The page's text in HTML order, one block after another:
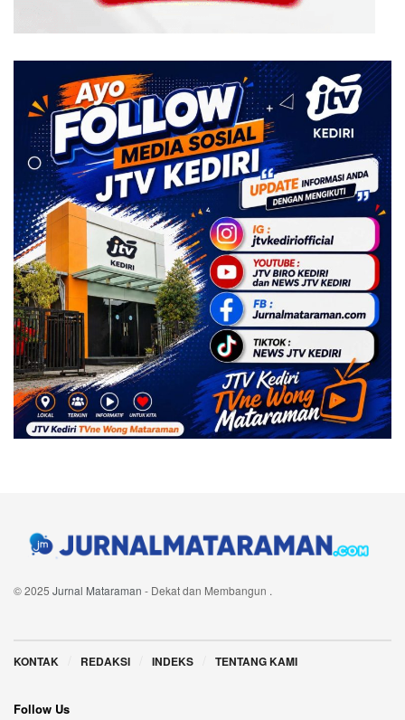
© 2025 Jurnal Mataraman - Dekat dan Membangun .
KONTAK REDAKSI INDEKS TENTANG KAMI
Follow Us